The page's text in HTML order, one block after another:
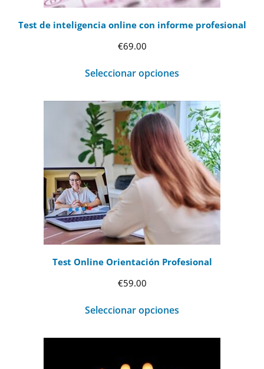
Test de inteligencia online con informe profesional
€69.00
Seleccionar opciones
Test Online Orientación Profesional
€59.00
Seleccionar opciones